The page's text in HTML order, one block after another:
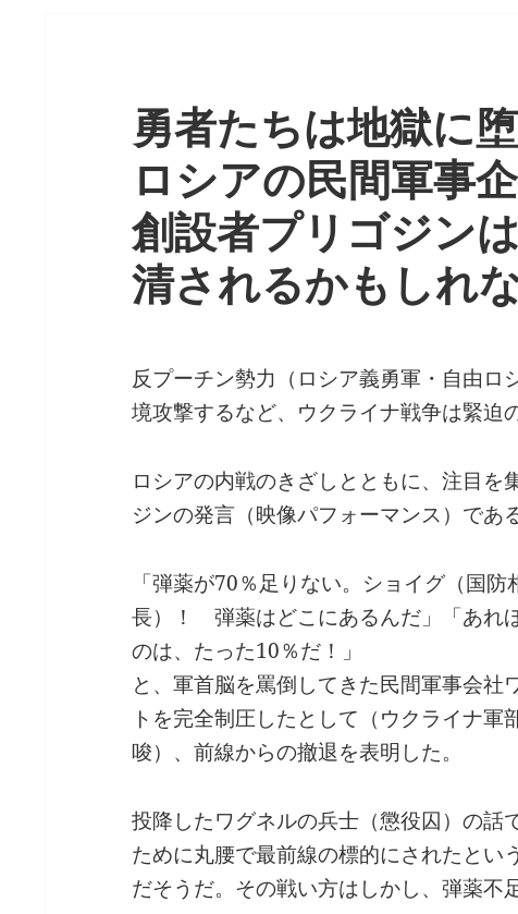
勇者たちは地獄に
ロシアの民間軍事
創設者プリゴジン
清されるかもしれ
反プーチン勢力（ロシア義勇軍・自由ロ
境攻撃するなど、ウクライナ戦争は緊迫
ロシアの内戦のきざしとともに、注目を
ジンの発言（映像パフォーマンス）である
「弾薬が70％足りない。ショイグ（国
長）！ 弾薬はどこにあるんだ」「あれ
のは、たった10％だ！」
と、軍首脳を罵倒してきた民間軍事会社
トを完全制圧したとして（ウクライナ
唆）、前線からの撤退を表明した。
投降したワグネルの兵士（懲役囚）の話
ために丸腰で最前線の標的にされたとい
だそうだ。その戦い方はしかし、弾薬不